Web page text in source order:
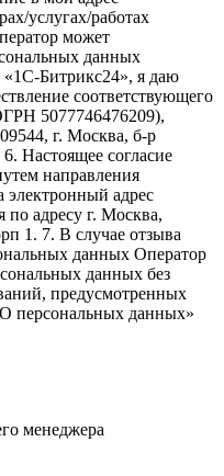
услугах/работах
может
данных
Битрикс24», я даю
соответствующего
5077746476209),
г. Москва, б-р
Настоящее согласие
направления
электронный адрес
по адресу г. Москва,
1. 7. В случае отзыва
данных Оператор
данных без
предусмотренных
персональных данных»
менеджера